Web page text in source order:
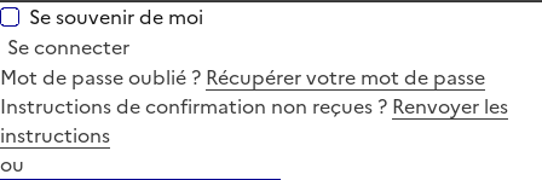
Se souvenir de moi
Se connecter
Mot de passe oublié ? Récupérer votre mot de passe
Instructions de confirmation non reçues ? Renvoyer les
instructions
ou